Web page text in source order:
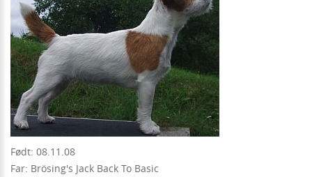
Født: 08.11.08
Far: Brösing's Jack Back To Basic